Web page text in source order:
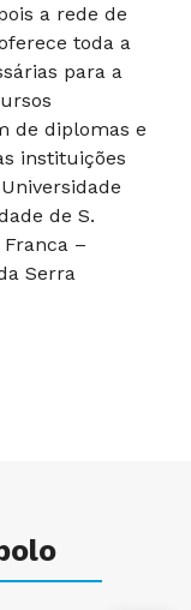
a rede de
toda a
para a
de diplomas e
instituições
de S.
–
Serra